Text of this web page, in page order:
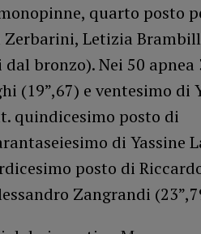
quarto posto
Letizia
dal bronzo). Nei 50 apnea
(19”,67) e ventesimo di
quindicesimo posto di
di Yassine
posto di
Zangrandi